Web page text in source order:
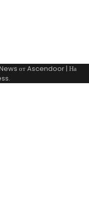
отAscendoor | На
.